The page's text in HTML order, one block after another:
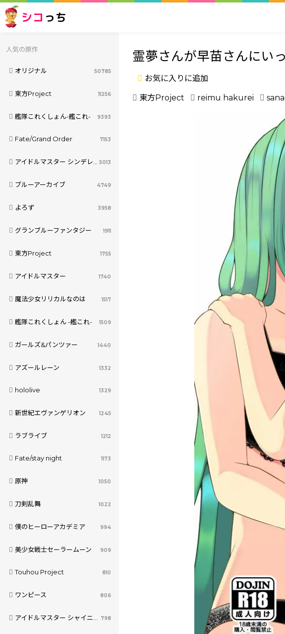
シコ っち
人気の原作
オリジナル 50785
東方Project 11256
艦隊これくしょん-艦これ- 9393
Fate/Grand Order 7153
アイドルマスター シンデレラガールズ 5013
ブルーアーカイブ 4749
よろず 3958
グランブルーファンタジー 1911
東方Project 1755
アイドルマスター 1740
魔法少女リリカルなのは 1517
艦隊これくしょん -艦これ- 1509
ガールズ&パンツァー 1440
アズールレーン 1332
hololive 1329
新世紀エヴァンゲリオン 1245
ラブライブ 1212
Fate/stay night 1173
原神 1050
刀剣乱舞 1022
僕のヒーローアカデミア 994
美少女戦士セーラームーン 909
Touhou Project 810
ワンピース 806
アイドルマスター シャイニーカラーズ 798
霊夢さんが早苗さんにい
お気に入りに追加
東方Project reimu hakurei